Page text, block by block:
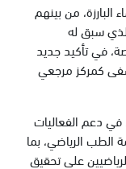
من بينهم
سبق له
في تأكيد جديد
كمركز مرجعي
في دعم الفعاليات
الطب الرياضي، بما
على تحقيق